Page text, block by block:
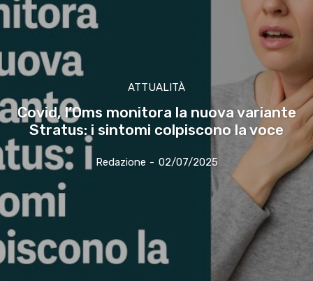
ATTUALITÀ
Covid, l’Oms monitora la nuova variante
Stratus: i sintomi colpiscono la voce
Redazione - 02/07/2025